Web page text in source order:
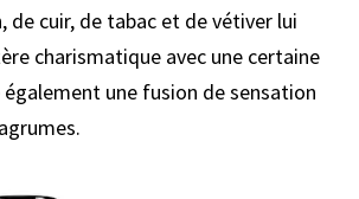
de cuir, de tabac et de vétiver lui
charismatique avec une certaine
une fusion de sensation